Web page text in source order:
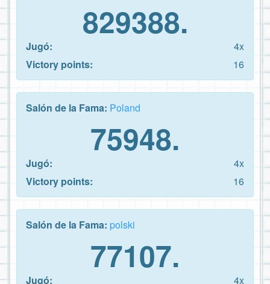
829388.
Jugó:
4x
Victory points:
16
Salón de la Fama: Poland
75948.
Jugó:
4x
Victory points:
16
Salón de la Fama: polski
77107.
Jugó:
4x